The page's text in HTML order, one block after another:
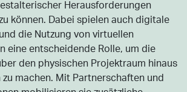
Herausforderungen
können. Dabei spielen auch digitale
die Nutzung von virtuellen
eine entscheidende Rolle, um die
den physischen Projektraum hinaus
machen. Mit Partnerschaften und